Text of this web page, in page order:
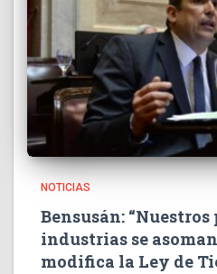
NOTICIAS
Bensusán:
industrias se
modifica la Ley de